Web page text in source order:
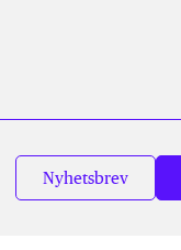
Nyhetsbrev